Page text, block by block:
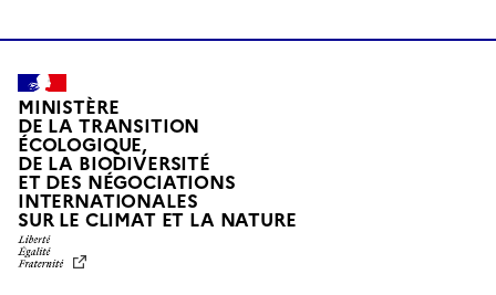
MINISTÈRE
DE LA TRANSITION
ÉCOLOGIQUE,
DE LA BIODIVERSITÉ
ET DES NÉGOCIATIONS
INTERNATIONALES
SUR LE CLIMAT ET LA NATUREL